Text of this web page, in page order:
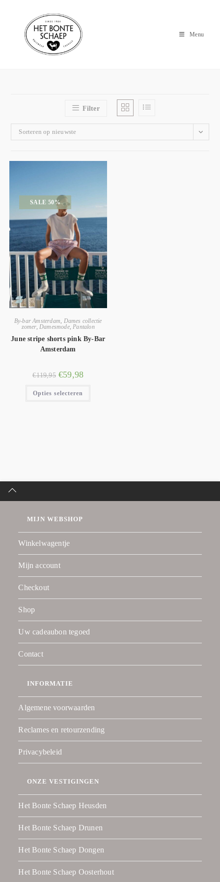
Menu
Filter
Sorteren op nieuwste
SALE 50%
By-bar Amsterdam
Dames collectie
zomer, Damesmode, Pantalon
June stripe shorts pink By-Bar
Amsterdam
€119,95 €59,98
Opties selecteren
MIJN WEBSHOP
Winkelwagentje
Mijn account
Checkout
Shop
Uw cadeaubon tegoed
Contact
INFORMATIE
Algemene voorwaarden
Reclames en retourzending
Privacybeleid
ONZE VESTIGINGEN
Het Bonte Schaep Heusden
Het Bonte Schaep Drunen
Het Bonte Schaep Dongen
Het Bonte Schaep Oosterhout